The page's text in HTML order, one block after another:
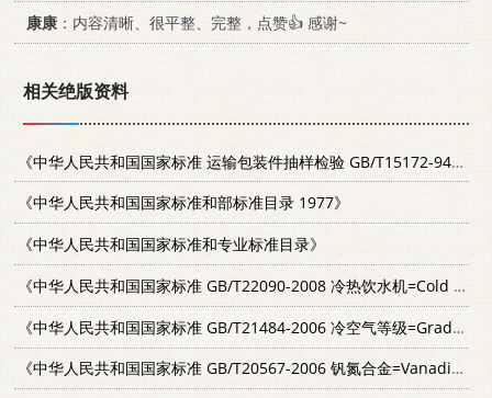
康康 ：内容清晰、很平整、完整，点赞👍 感谢~
相关绝版资料
《中华人民共和国国家标准 运输包装件抽样检验 GB/T15172-94》
《中华人民共和国国家标准和部标准目录 1977》
《中华人民共和国国家标准和专业标准目录》
《中华人民共和国国家标准 GB/T22090-2008 冷热饮水机=Cold and hot water dipenser》
《中华人民共和国国家标准 GB/T21484-2006 冷空气等级=Grading of cold air》
《中华人民共和国国家标准 GB/T20567-2006 钒氮合金=Vanadium-Nitrogen》